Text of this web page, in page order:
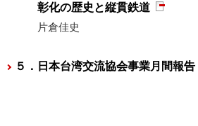
彰化の歴史と縦貫鉄道
片倉佳史
５．日本台湾交流協会事業月間報告